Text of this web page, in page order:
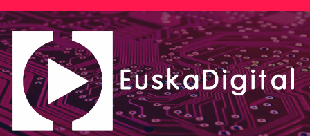
Saltar
al
contenido